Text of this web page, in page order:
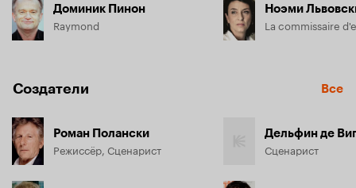
Доминик Пинон
Raymond
Ноэми
La commissaire
Создатели Все
Роман Полански
Режиссёр, Сценарист
Дельфин де
Сценарист